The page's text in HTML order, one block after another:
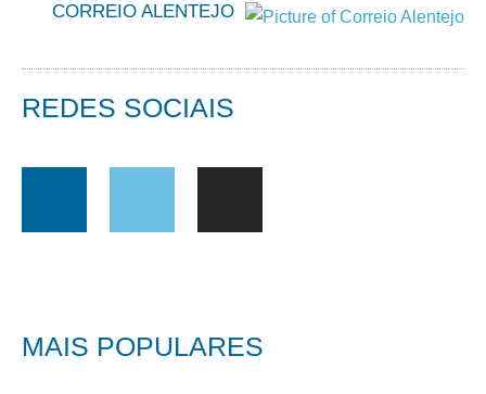
CORREIO ALENTEJO
REDES SOCIAIS
MAIS POPULARES